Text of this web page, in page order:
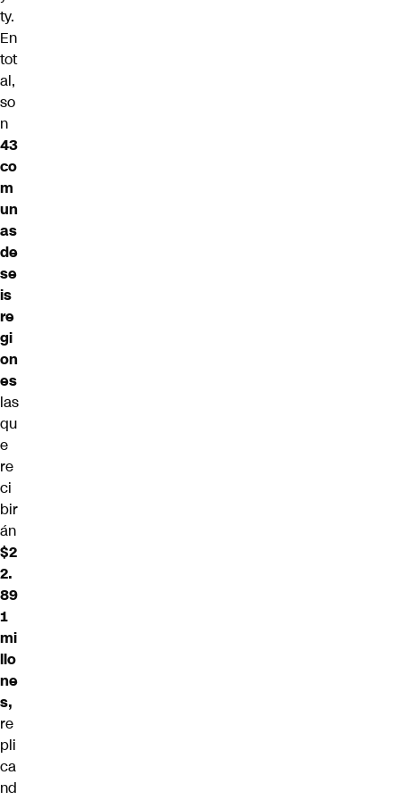
ty.
En
tot
al,
so
n
43
co
m
un
as
de
se
is
re
gi
on
es
las
qu
e
re
ci
bir
án
$2
2.
89
1
mi
llo
ne
s,
re
pli
ca
nd